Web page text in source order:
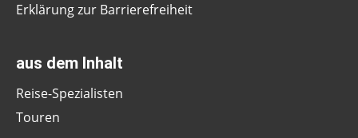
Erklärung zur Barrierefreiheit
aus dem Inhalt
Reise-Spezialisten
Touren